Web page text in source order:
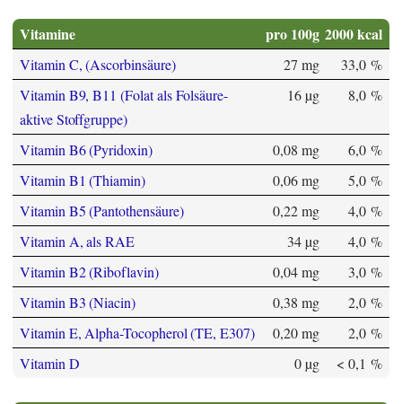
Vitamine pro 100g 2000 kcal
Vitamin C, (Ascorbinsäure) 27 mg
33,0 %
Vitamin B9, B11 (Folat als Folsäure-
aktive Stoffgruppe)
16 µg 8,0 %
Vitamin B6 (Pyridoxin) 0,08 mg
6,0 %
Vitamin B1 (Thiamin)
0,06 mg
5,0 %
Vitamin B5 (Pantothensäure)
0,22 mg
4,0 %
Vitamin A, als RAE
34 µg
4,0 %
Vitamin B2 (Riboflavin)
0,04 mg
3,0 %
Vitamin B3 (Niacin)
0,38 mg
2,0 %
Vitamin E, Alpha-Tocopherol (TE, E307)
0,20 mg
2,0 %
Vitamin D
0 µg < 0,1 %